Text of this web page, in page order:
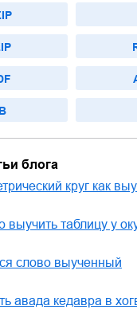
блога
круг как
выучить таблицу у
слово выученный
авада кедавра в